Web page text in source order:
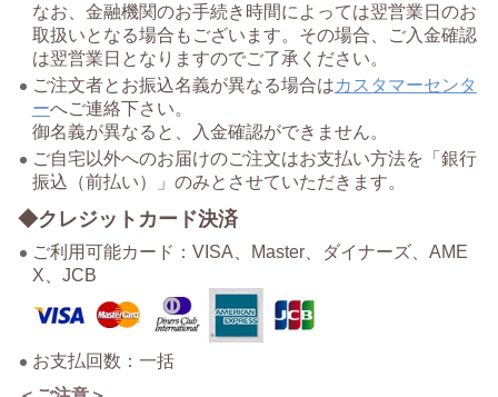
なお、金融機関のお手続き時間によっては翌営業日のお
取扱いとなる場合もございます。その場合、ご入金確認
は翌営業日となりますのでご了承ください。
ご注文者とお振込名義が異なる場合はカスタマーセンタ
ーへご連絡下さい。
御名義が異なると、入金確認ができません。
ご自宅以外へのお届けのご注文はお支払い方法を「銀行
振込（前払い）」のみとさせていただきます。
◆クレジットカード決済
ご利用可能カード：VISA、Master、ダイナーズ、AME
X、JCB
お支払回数：一括